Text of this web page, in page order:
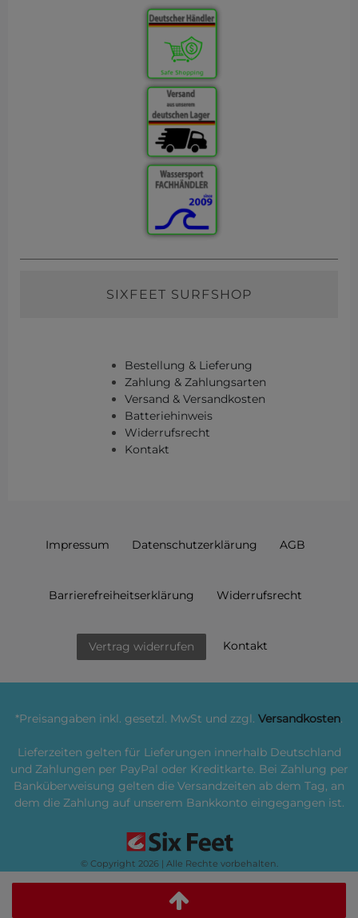
SIXFEET SURFSHOP
Bestellung & Lieferung
Zahlung & Zahlungsarten
Versand & Versandkosten
Batteriehinweis
Widerrufsrecht
Kontakt
Impressum Daten­schutz­erklärung AGB
Barrierefreiheitserklärung Widerrufs­recht
Vertrag widerrufen Kontakt
*Preisangaben inkl. gesetzl. MwSt und zzgl. Versandkosten.
Lieferzeiten gelten für Lieferungen innerhalb Deutschland
und Zahlungen per PayPal oder Kreditkarte. Bei Zahlung per
Banküberweisung gelten die Versandzeiten ab dem Tag, an
dem die Zahlung auf unserem Bankkonto eingegangen ist.
© Copyright 2026 | Alle Rechte vorbehalten.